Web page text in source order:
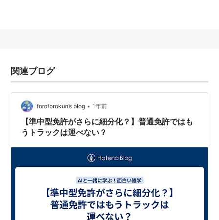
関連ブログ
foroforokun’s blog • 1年前
【準中型免許がさらに細分化？】普通免許ではも
うトラックは運べない？